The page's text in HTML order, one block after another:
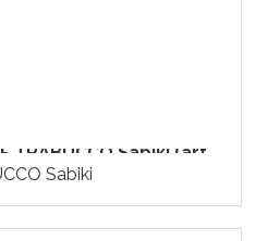
TRABUCCO Sabiki (art....
Sabiki